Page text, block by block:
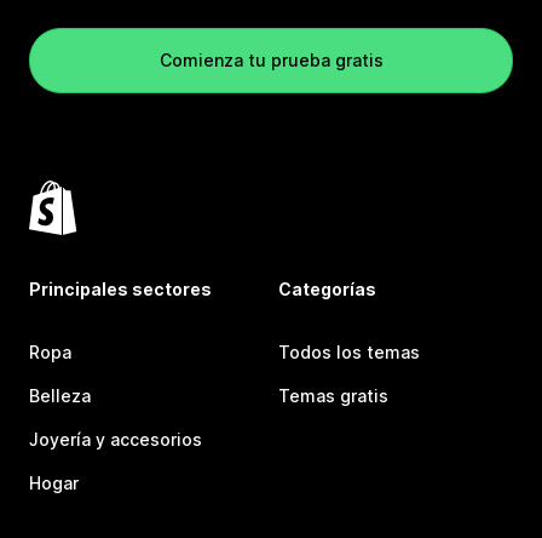
Comienza tu prueba gratis
Principales sectores
Ropa
Belleza
Joyería y accesorios
Hogar
Categorías
Todos los temas
Temas gratis